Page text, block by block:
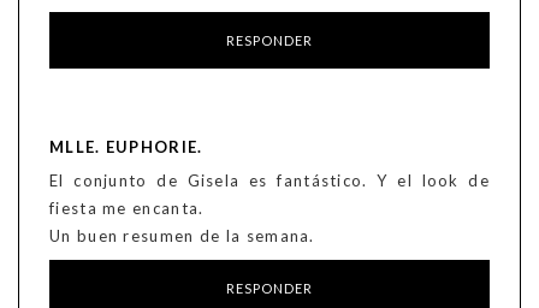
RESPONDER
MLLE. EUPHORIE.
El conjunto de Gisela es fantástico. Y el look de
fiesta me encanta.
Un buen resumen de la semana.
RESPONDER